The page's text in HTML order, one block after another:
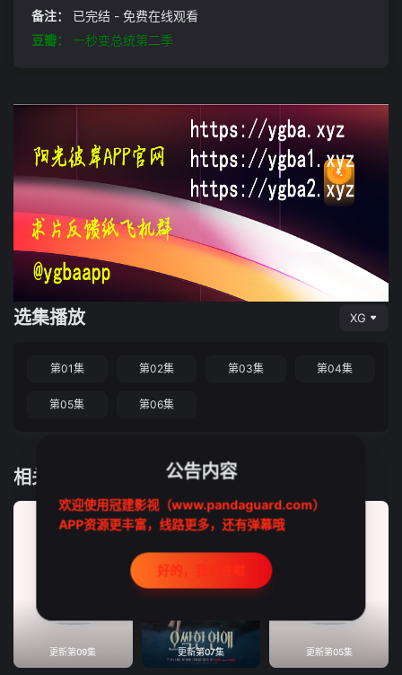
备注：
已完结 - 免费在线观看
豆瓣：
一秒变总统第二季
选集播放 XG
第01集 第02集 第03集 第04集
第05集 第06集
相关推荐
更新第09集 更新第07集 更新第05集
公告内容
欢迎使用冠建影视（www.pandaguard.com）
APP资源更丰富，线路更多，还有弹幕哦
好的，我记住啦